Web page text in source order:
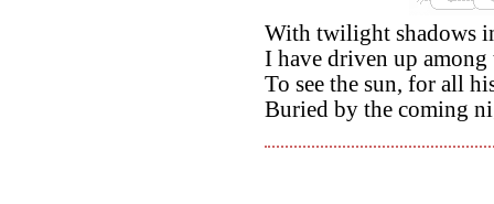
With twilight shadows
I have driven up
To see the sun, for all
Buried by the coming